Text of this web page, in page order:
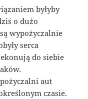
byłyby
o dużo
wypożyczalnie
serca
do siebie
aut
czasie.